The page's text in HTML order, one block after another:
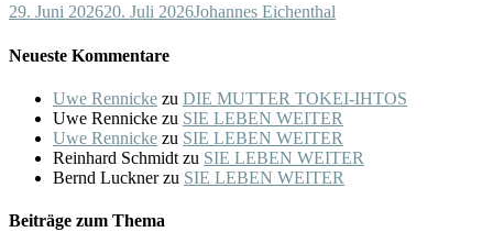
29. Juni 202620. Juli 2026Johannes Eichenthal
Neueste Kommentare
Uwe Rennicke zu DIE MUTTER TOKEI-IHTOS
Uwe Rennicke zu SIE LEBEN WEITER
Uwe Rennicke zu SIE LEBEN WEITER
Reinhard Schmidt zu SIE LEBEN WEITER
Bernd Lucknerzu SIE LEBEN WEITER
Beiträge zum Thema